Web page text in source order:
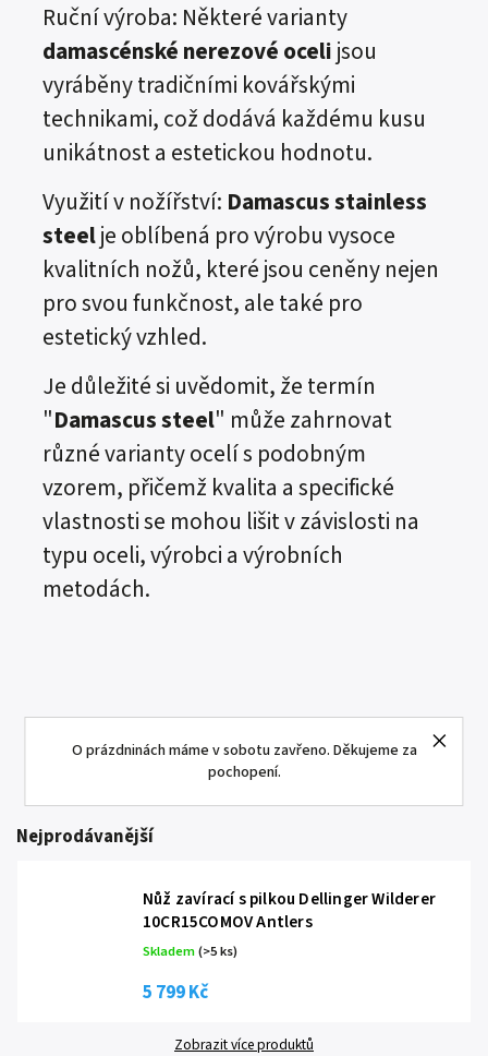
O prázdninách máme v sobotu zavřeno. Děkujeme za
pochopení.
Ruční výroba: Některé varianty
damascénské nerezové ocelijsou
vyráběny tradičními kovářskými
technikami, což dodává každému kusu
unikátnost a estetickou hodnotu.
Využití v nožířství: Damascus stainless
steelje oblíbená pro výrobu vysoce
kvalitních nožů, které jsou ceněny nejen
pro svou funkčnost, ale také pro
estetický vzhled.
Je důležité si uvědomit, že termín
"Damascus steel" může zahrnovat
různé varianty ocelí s podobným
vzorem, přičemž kvalita a specifické
vlastnosti se mohou lišit v závislosti na
typu oceli, výrobci a výrobních
metodách.
Nejprodávanější
Nůž zavírací s pilkou Dellinger Wilderer
10CR15COMOV Antlers
Skladem(>5 ks)
5 799 Kč
Zobrazit více produktů